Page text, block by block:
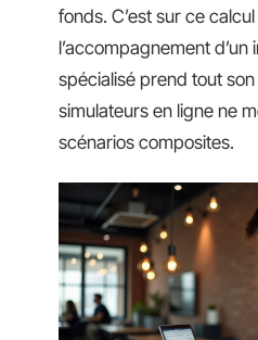
fonds. C’est sur ce
l’accompagnement d’un
spécialisé prend tout
simulateurs en ligne ne
scénarios composites.